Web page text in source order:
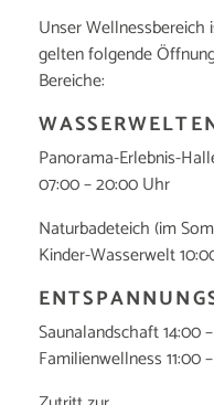
Unser
gelten folgende
Bereiche:
Panorama-Erlebnis-
07:00 – 20:00 Uhr
Naturbadeteich (im
Kinder-Wasserwelt
Saunalandschaft 14:00
Familienwellness 11:00